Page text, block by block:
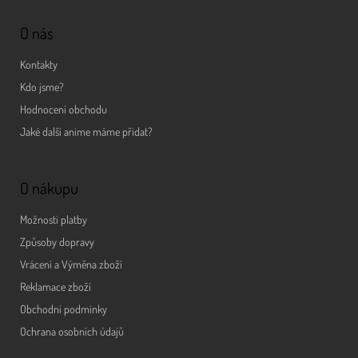
O nás
Kontakty
Kdo jsme?
Hodnocení obchodu
Jaké další anime máme přidat?
O nákupu
Možnosti platby
Způsoby dopravy
Vrácení a Výměna zboží
Reklamace zboží
Obchodní podmínky
Ochrana osobních údajů